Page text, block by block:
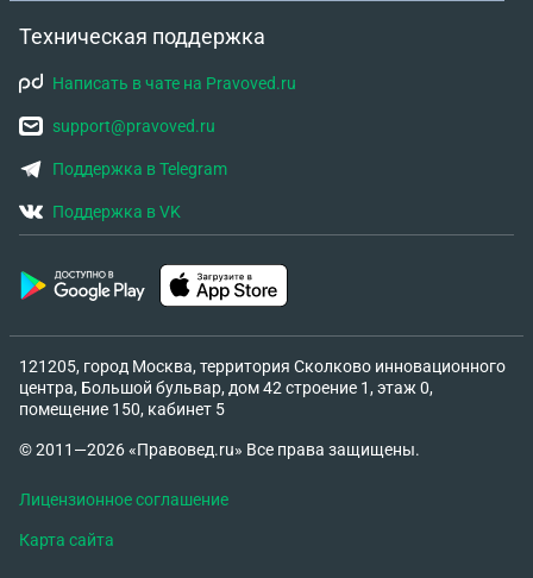
Техническая поддержка
Написать в чате на Pravoved.ru
support@pravoved.ru
Поддержка в Telegram
Поддержка в VK
121205, город Москва, территория Сколково инновационного
центра, Большой бульвар, дом 42 строение 1, этаж 0,
помещение 150, кабинет 5
© 2011—2026 «Правовед.ru» Все права защищены.
Лицензионное соглашение
Карта сайта